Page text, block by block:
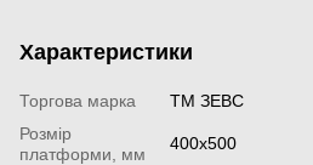
Характеристики
Торгова марка
ТМ ЗЕВС
Розмір
платформи, мм
400х500